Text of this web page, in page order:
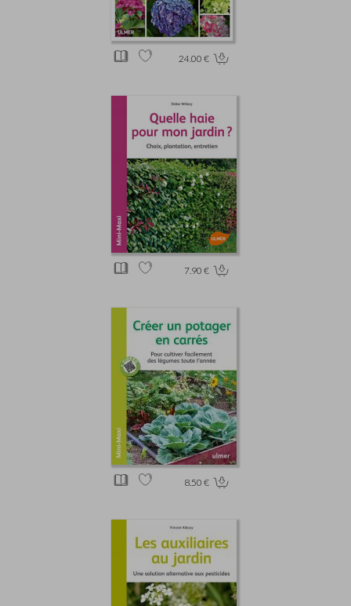
24.00 €
7.90 €
8.50 €